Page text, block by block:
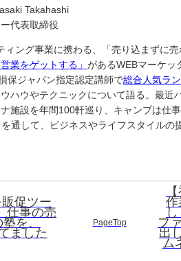
Takahashi
代表取締役
ィング事業に携わる、「売り込まずに
業をゲットする」 があるWEBマーケッ
保ジャパン指定認定講師で総合人気ラ
ハウやテクニックについて語る。最近
施設を年間100軒巡り、キャンプは仕
を通して、ビジネスやライフスタイルの
促ツー
仕事の売
を、
ました
PageTop
作
フ
出
ム